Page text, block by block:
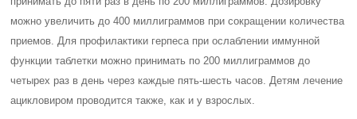
можно увеличить до 400 миллиграммов при сокращении количества
приемов. Для профилактики герпеса при ослаблении иммунной
функции таблетки можно принимать по 200 миллиграммов до
четырех раз в день через каждые пять-шесть часов. Детям лечение
ацикловиром проводится также, как и у взрослых.